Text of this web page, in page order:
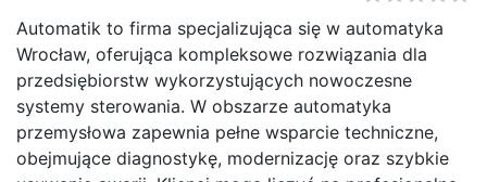
Automatik to firma specjalizująca się w automatyka
Wrocław, oferująca kompleksowe rozwiązania dla
przedsiębiorstw wykorzystujących nowoczesne
systemy sterowania. W obszarze automatyka
przemysłowa zapewnia pełne wsparcie techniczne,
obejmujące diagnostykę, modernizację oraz szybkie